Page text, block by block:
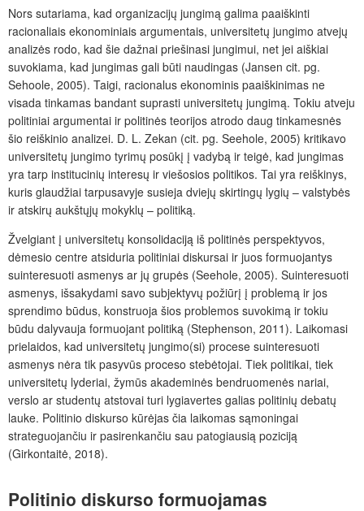
Nors sutariama, kad organizacijų jungimą galima paaiškinti
racionaliais ekonominiais argumentais, universitetų jungimo atvejų
analizės rodo, kad šie dažnai priešinasi jungimui, net jei aiškiai
suvokiama, kad jungimas gali būti naudingas (Jansen cit. pg.
Sehoole, 2005). Taigi, racionalus ekonominis paaiškinimas ne
visada tinkamas bandant suprasti universitetų jungimą. Tokiu atveju
politiniai argumentai ir politinės teorijos atrodo daug tinkamesnės
šio reiškinio analizei. D. L. Zekan (cit. pg. Seehole, 2005) kritikavo
universitetų jungimo tyrimų posūkį į vadybą ir teigė, kad jungimas
yra tarp institucinių interesų ir viešosios politikos. Tai yra reiškinys,
kuris glaudžiai tarpusavyje susieja dviejų skirtingų lygių – valstybės
ir atskirų aukštųjų mokyklų – politiką.
Žvelgiant į universitetų konsolidaciją iš politinės perspektyvos,
dėmesio centre atsiduria politiniai diskursai ir juos formuojantys
suinteresuoti asmenys ar jų grupės (Seehole, 2005). Suinteresuoti
asmenys, išsakydami savo subjektyvų požiūrį į problemą ir jos
sprendimo būdus, konstruoja šios problemos suvokimą ir tokiu
būdu dalyvauja formuojant politiką (Stephenson, 2011). Laikomasi
prielaidos, kad universitetų jungimo(si) procese suinteresuoti
asmenys nėra tik pasyvūs proceso stebėtojai. Tiek politikai, tiek
universitetų lyderiai, žymūs akademinės bendruomenės nariai,
verslo ar studentų atstovai turi lygiavertes galias politinių debatų
lauke. Politinio diskurso kūrėjas čia laikomas sąmoningai
strateguojančiu ir pasirenkančiu sau patogiausią poziciją
(Girkontaitė, 2018).
Politinio diskurso formuojamas